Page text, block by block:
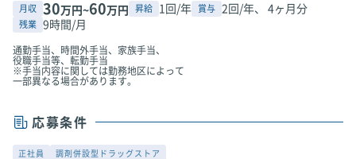
月収 30万円~60万円 昇給 1回/年 賞与 2回/年、 4ヶ月分
残業 9時間/月
通勤手当、時間外手当、家族手当、
役職手当等、転勤手当
※手当内容に関しては勤務地区によって
一部異なる場合があります。
応募条件
正社員 調剤併設型ドラッグストア